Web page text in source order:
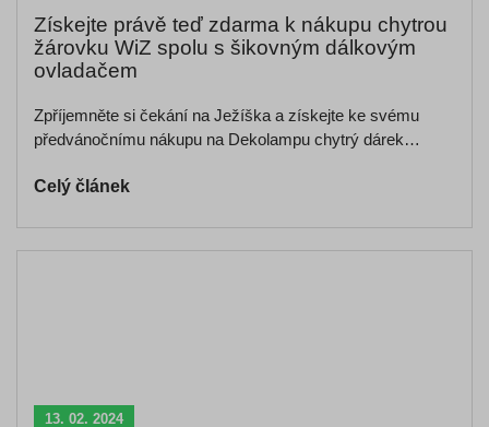
Získejte právě teď zdarma k nákupu chytrou
žárovku WiZ spolu s šikovným dálkovým
ovladačem
Zpříjemněte si čekání na Ježíška a získejte ke svému
předvánočnímu nákupu na Dekolampu chytrý dárek…
Celý článek
13. 02. 2024